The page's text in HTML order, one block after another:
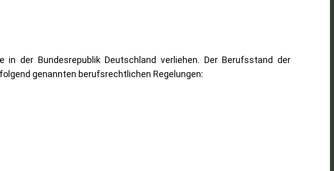
in der Bundesrepublik Deutschland verliehen. Der Berufsstand der
genannten berufsrechtlichen Regelungen: